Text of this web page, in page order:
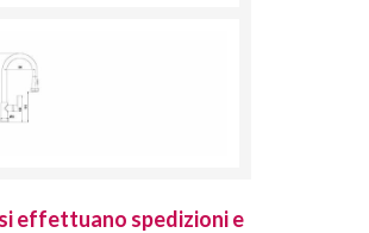
effettuano spedizioni e